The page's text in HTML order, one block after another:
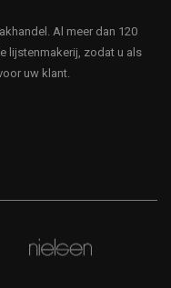
Al meer dan 120
lijstenmakerij, zodat u als
uw klant.